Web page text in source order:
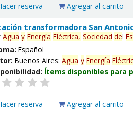
reserva Agregar al carrito
transformadora San
Agua y Energía Eléctrica, Sociedad del
Español
Buenos Aires:Agua y Energía
Ítems disponibles para
reserva Agregar al carrito